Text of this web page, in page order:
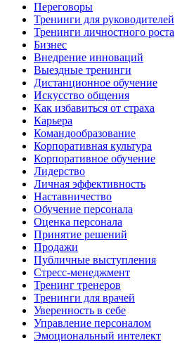
Переговоры
Тренинги для руководителей
Тренинги личностного роста
Бизнес
Внедрение инноваций
Выездные тренинги
Дистанционное обучение
Искусство общения
Как избавиться от страха
Карьера
Командообразование
Корпоративная культура
Корпоративное обучение
Лидерство
Личная эффективность
Наставничество
Обучение персонала
Оценка персонала
Принятие решений
Продажи
Публичные выступления
Стресс-менеджмент
Тренинг тренеров
Тренинги для врачей
Уверенность в себе
Управление персоналом
Эмоциональный интелект